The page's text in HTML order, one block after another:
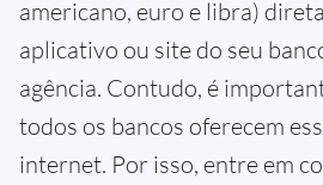
americano, euro e libra)
aplicativo ou site do seu
agência. Contudo, é
todos os bancos oferecem
internet. Por isso, entre em